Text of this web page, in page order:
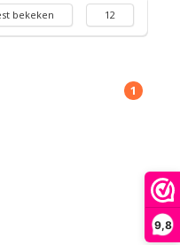
9,8
bekeken 12
1